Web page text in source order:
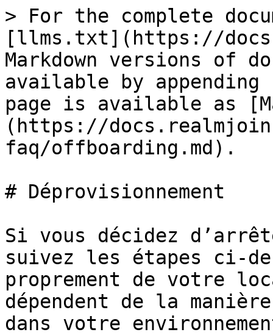
> For the complete
[llms.txt](https://
Markdown versions of
available by
page is available as
(https://
faq/offboarding.md).
# Déprovisionnement
Si vous décidez
suivez les étapes ci-
proprement de votre
dépendent de la
dans votre